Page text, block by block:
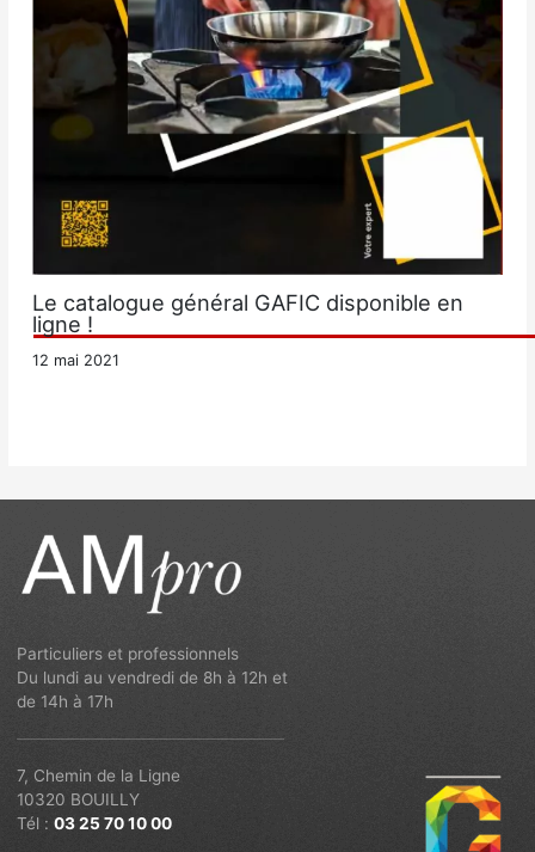
Le catalogue général GAFIC disponible en
ligne !
12 mai 2021
Particuliers et professionnels
Du lundi au vendredi de 8h à 12h et
de 14h à 17h
7, Chemin de la Ligne
10320 BOUILLY
Tél : 03 25 70 10 00